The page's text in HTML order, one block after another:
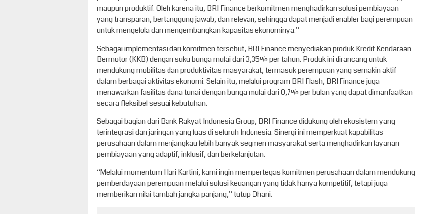
maupun produktif. Oleh karena itu, BRI Finance berkomitmen menghadirkan solusi pembiayaan
yang transparan, bertanggung jawab, dan relevan, sehingga dapat menjadi enabler bagi perempuan
untuk mengelola dan mengembangkan kapasitas ekonominya.”
Sebagai implementasi dari komitmen tersebut, BRI Finance menyediakan produk Kredit Kendaraan
Bermotor (KKB) dengan suku bunga mulai dari 3,35% per tahun. Produk ini dirancang untuk
mendukung mobilitas dan produktivitas masyarakat, termasuk perempuan yang semakin aktif
dalam berbagai aktivitas ekonomi. Selain itu, melalui program BRI Flash, BRI Finance juga
menawarkan fasilitas dana tunai dengan bunga mulai dari 0,7% per bulan yang dapat dimanfaatkan
secara fleksibel sesuai kebutuhan.
Sebagai bagian dari Bank Rakyat Indonesia Group, BRI Finance didukung oleh ekosistem yang
terintegrasi dan jaringan yang luas di seluruh Indonesia. Sinergi ini memperkuat kapabilitas
perusahaan dalam menjangkau lebih banyak segmen masyarakat serta menghadirkan layanan
pembiayaan yang adaptif, inklusif, dan berkelanjutan.
“Melalui momentum Hari Kartini, kami ingin mempertegas komitmen perusahaan dalam mendukung
pemberdayaan perempuan melalui solusi keuangan yang tidak hanya kompetitif, tetapi juga
memberikan nilai tambah jangka panjang,” tutup Dhani.